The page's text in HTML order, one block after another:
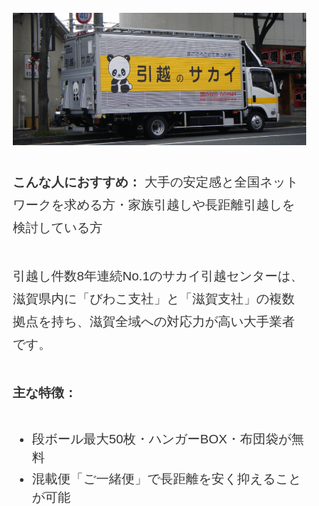
こんな人におすすめ：
大手の安定感と全国ネット
ワークを求める方・家族引越しや長距離引越しを
検討している方
引越し件数8年連続No.1のサカイ引越センターは、
滋賀県内に「びわこ支社」と「滋賀支社」の複数
拠点を持ち、滋賀全域への対応力が高い大手業者
です。
主な特徴：
段ボール最大50枚・ハンガーBOX・布団袋が無
料
混載便「ご一緒便」で長距離を安く抑えること
が可能